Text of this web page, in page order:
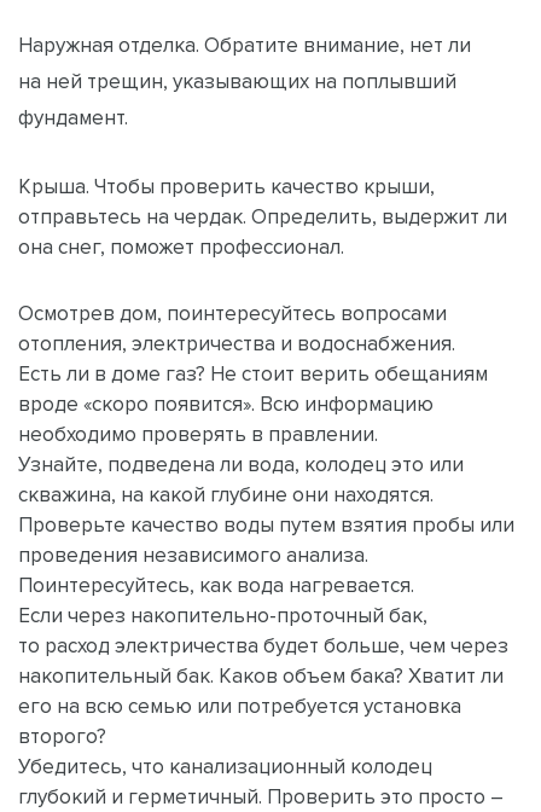
Наружная отделка. Обратите внимание, нет ли
на ней трещин, указывающих на поплывший
фундамент.
Крыша. Чтобы проверить качество крыши,
отправьтесь на чердак. Определить, выдержит ли
она снег, поможет профессионал.
Осмотрев дом, поинтересуйтесь вопросами
отопления, электричества и водоснабжения.
Есть ли в доме газ? Не стоит верить обещаниям
вроде «скоро появится». Всю информацию
необходимо проверять в правлении.
Узнайте, подведена ли вода, колодец это или
скважина, на какой глубине они находятся.
Проверьте качество воды путем взятия пробы или
проведения независимого анализа.
Поинтересуйтесь, как вода нагревается.
Если через накопительно-проточный бак,
то расход электричества будет больше, чем через
накопительный бак. Каков объем бака? Хватит ли
его на всю семью или потребуется установка
второго?
Убедитесь, что канализационный колодец
глубокий и герметичный. Проверить это просто –